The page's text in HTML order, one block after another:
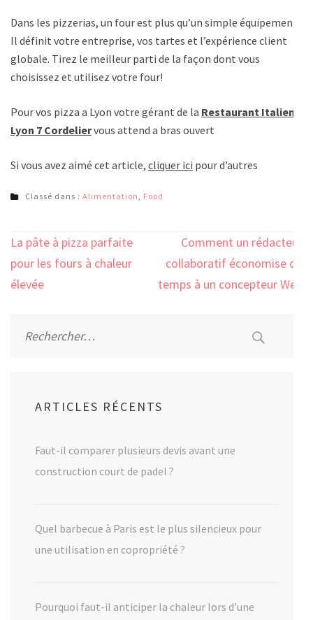
Dans les pizzerias, un four est plus qu’un simple équipement.
Il définit votre entreprise, vos tartes et l’expérience client
globale. Tirez le meilleur parti de la façon dont vous
choisissez et utilisez votre four!
Pour vos pizza a Lyon votre gérant de la Restaurant Italien
Lyon 7 Cordeliervous attend a bras ouvert
Si vous avez aimé cet article, cliquer ici pour d’autres
Classé dans : Alimentation, Food
Navigation
de
l’article
La pâte à pizza parfaite
pour les fours à chaleur
élevée
Comment un rédacteur
collaboratif économise du
temps à un concepteur Web
ARTICLES RÉCENTS
Faut-il comparer plusieurs devis avant une
construction court de padel ?
Quel barbecue à Paris est le plus silencieux pour
une utilisation en copropriété ?
Pourquoi faut-il anticiper la chaleur lors d’une